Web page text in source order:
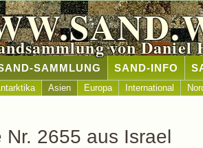
von Daniel
SAMMLUNG SAND-INFO
Asien Europa International
Nr. 2655 aus Israel